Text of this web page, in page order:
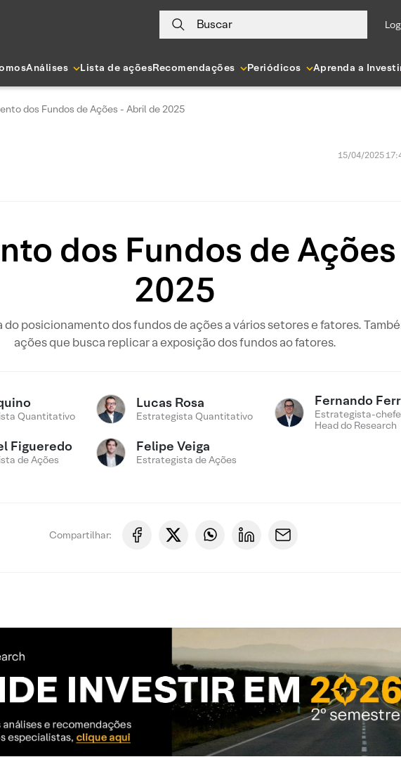
Buscar
Análises Lista de açõesRecomendações Periódicos Aprenda a
dos Fundos de Ações - Abril de 2025
15/04/2025
dos Fundos de
2025
posicionamento dos fundos de ações a vários setores e fatores.
ações que busca replicar a exposição dos fundos ao fatores.
Quantitativo
Lucas Rosa
Estrategista Quantitativo
Fernando
Estrategista-
Head do Research
Figueredo
de Ações
Felipe Veiga
Estrategista de Ações
Compartilhar: